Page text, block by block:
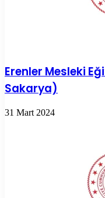
Erenler Mesleki
Sakarya)
31 Mart 2024